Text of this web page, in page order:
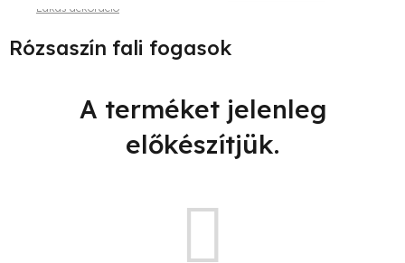
Lakás dekoráció
Rózsaszín fali fogasok
A terméket jelenleg
előkészítjük.